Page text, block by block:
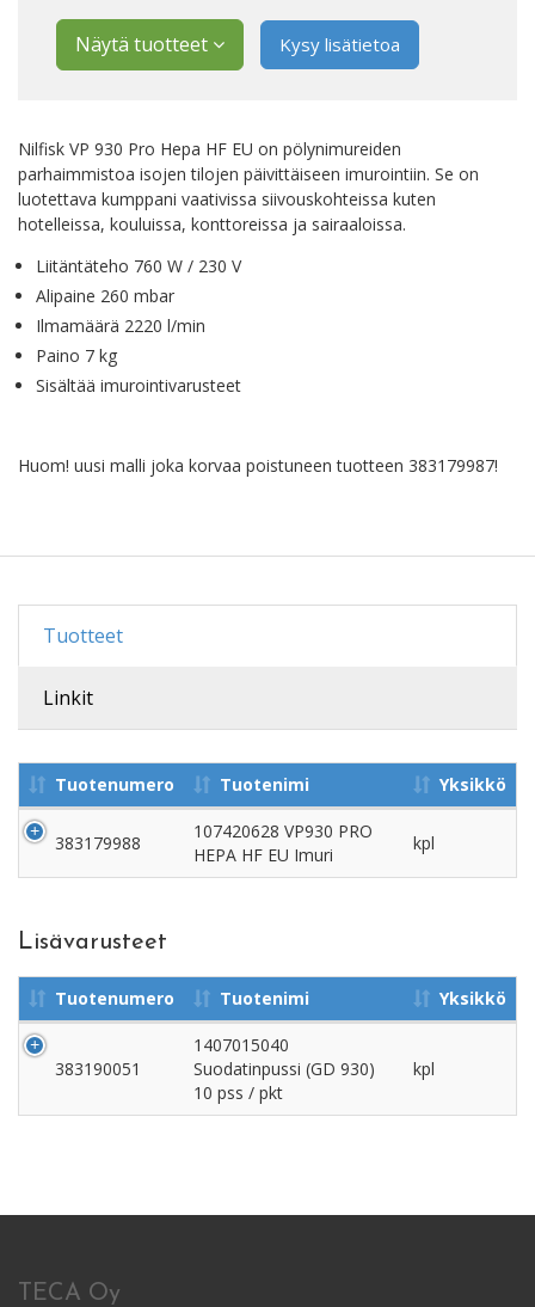
Näytä tuotteet Kysy lisätietoa
Nilfisk VP 930 Pro Hepa HF EU on pölynimureiden
parhaimmistoa isojen tilojen päivittäiseen imurointiin. Se on
luotettava kumppani vaativissa siivouskohteissa kuten
hotelleissa, kouluissa, konttoreissa ja sairaaloissa.
Liitäntäteho 760 W / 230 V
Alipaine 260 mbar
Ilmamäärä 2220 l/min
Paino 7 kg
Sisältää imurointivarusteet
Huom! uusi malli joka korvaa poistuneen tuotteen 383179987!
Tuotteet
Linkit
Tuotenumero Tuotenimi Yksikkö
383179988
107420628 VP930 PRO
HEPA HF EU Imuri
kpl
Lisävarusteet
Tuotenumero Tuotenimi Yksikkö
383190051
1407015040
Suodatinpussi (GD 930)
10 pss / pkt
kpl
TECA Oy